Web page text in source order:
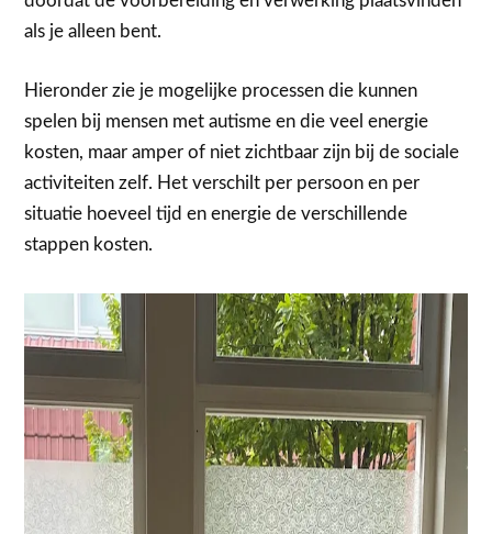
als je alleen bent.
Hieronder zie je mogelijke processen die kunnen
spelen bij mensen met autisme en die veel energie
kosten, maar amper of niet zichtbaar zijn bij de sociale
activiteiten zelf. Het verschilt per persoon en per
situatie hoeveel tijd en energie de verschillende
stappen kosten.